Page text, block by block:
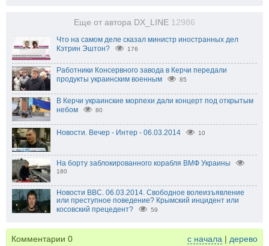
Еще от автора DX_LINE 12986
Что на самом деле сказал министр иностранных дел
Кэтрин Эштон?
176
Работники Консервного завода в Керчи передали
продукты украинским военным
85
В Керчи украинские морпехи дали концерт под открытым
небом
80
Новости. Вечер - Интер - 06.03.2014 10
На борту заблокированного корабля ВМФ Украины
180
Новости BBC. 06.03.2014. Свободное волеизъявление
или преступное поведение? Крымский инцидент или
косовский прецедент?
59
Комментарии 0 с начала | дерево